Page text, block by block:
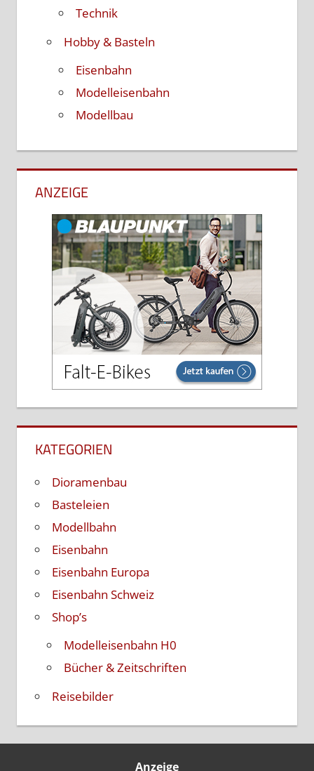
Technik
Hobby & Basteln
Eisenbahn
Modelleisenbahn
Modellbau
ANZEIGE
KATEGORIEN
Dioramenbau
Basteleien
Modellbahn
Eisenbahn
Eisenbahn Europa
Eisenbahn Schweiz
Shop’s
Modelleisenbahn H0
Bücher & Zeitschriften
Reisebilder
Anzeige